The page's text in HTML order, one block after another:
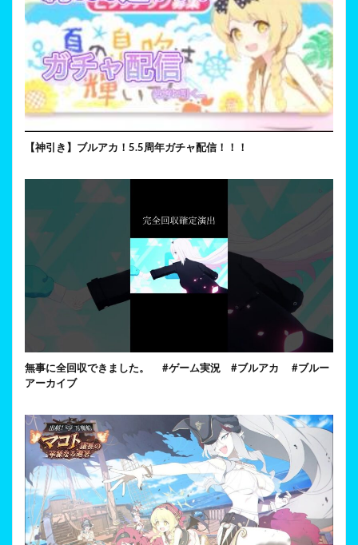
【神引き】ブルアカ！5.5周年ガチャ配信！！！
無事に全回収できました。 #ゲーム実況 #ブルアカ #ブルー
アーカイブ